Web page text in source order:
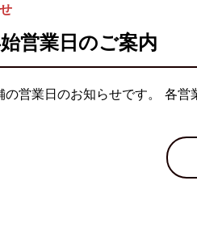
営業日のご案内
営業日のお知らせです。 各